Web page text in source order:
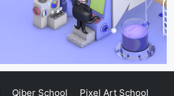
Qiber School Pixel Art School